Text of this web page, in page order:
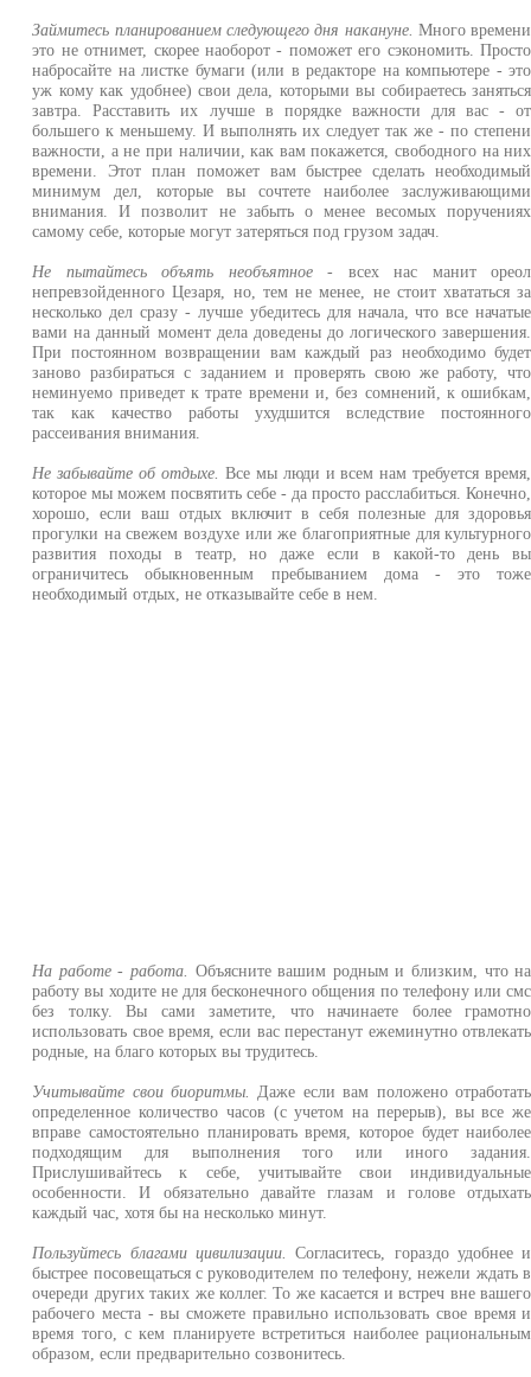
Займитесь планированием следующего дня накануне. Много времени
это не отнимет, скорее наоборот - поможет его сэкономить. Просто
набросайте на листке бумаги (или в редакторе на компьютере - это
уж кому как удобнее) свои дела, которыми вы собираетесь заняться
завтра. Расставить их лучше в порядке важности для вас - от
большего к меньшему. И выполнять их следует так же - по степени
важности, а не при наличии, как вам покажется, свободного на них
времени. Этот план поможет вам быстрее сделать необходимый
минимум дел, которые вы сочтете наиболее заслуживающими
внимания. И позволит не забыть о менее весомых поручениях
самому себе, которые могут затеряться под грузом задач.
Не пытайтесь объять необъятное- всех нас манит ореол
непревзойденного Цезаря, но, тем не менее, не стоит хвататься за
несколько дел сразу - лучше убедитесь для начала, что все начатые
вами на данный момент дела доведены до логического завершения.
При постоянном возвращении вам каждый раз необходимо будет
заново разбираться с заданием и проверять свою же работу, что
неминуемо приведет к трате времени и, без сомнений, к ошибкам,
так как качество работы ухудшится вследствие постоянного
рассеивания внимания.
Не забывайте об отдыхе. Все мы люди и всем нам требуется время,
которое мы можем посвятить себе - да просто расслабиться. Конечно,
хорошо, если ваш отдых включит в себя полезные для здоровья
прогулки на свежем воздухе или же благоприятные для культурного
развития походы в театр, но даже если в какой-то день вы
ограничитесь обыкновенным пребыванием дома - это тоже
необходимый отдых, не отказывайте себе в нем.
На работе - работа.
Объясните вашим родным и близким, что на
работу вы ходите не для бесконечного общения по телефону или смс
без толку. Вы сами заметите, что начинаете более грамотно
использовать свое время, если вас перестанут ежеминутно отвлекать
родные, на благо которых вы трудитесь.
Учитывайте свои биоритмы.
Даже если вам положено отработать
определенное количество часов (с учетом на перерыв), вы все же
вправе самостоятельно планировать время, которое будет наиболее
подходящим для выполнения того или иного задания.
Прислушивайтесь к себе, учитывайте свои индивидуальные
особенности. И обязательно давайте глазам и голове отдыхать
каждый час, хотя бы на несколько минут.
Пользуйтесь благами цивилизации.
Согласитесь, гораздо удобнее и
быстрее посовещаться с руководителем по телефону, нежели ждать в
очереди других таких же коллег. То же касается и встреч вне вашего
рабочего места - вы сможете правильно использовать свое время и
время того, с кем планируете встретиться наиболее рациональным
образом, если предварительно созвонитесь.